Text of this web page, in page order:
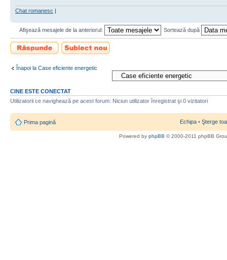
Chat romanesc
Afişează mesajele de la anteriorul: Sortează după
Scrie un răspuns
Scrie un subiect
nou
Înapoi la Case eficiente energetic
CINE ESTE CONECTAT
Utilizatorii ce navighează pe acest forum: Niciun utilizator înregistrat şi 0 vizitatori
Prima pagină Echipa • Şterge
Powered by phpBB © 2000-2011 phpBB